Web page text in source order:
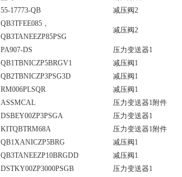
55-17773-QB
减压阀2
QB3TFEE085，
QB3TANEEZP85PSG
减压阀2
PA907-DS 压力变送器1
QB1TBNICZP5BRGV1
减压阀1
QB2TBNICZP3PSG3D
减压阀1
RM006PLSQR
减压阀1
ASSMCAL
压力变送器1附件
DSBEY00ZP3PSGA
压力变送器1
KITQBTRM68A
压力变送器1附件
QB1XANICZP5BRG
减压阀1
QB3TANEEZP10BRGDD
减压阀1
DSTKY00ZP3000PSGB
压力变送器1